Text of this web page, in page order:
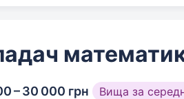
– 30 000 грн Вища за